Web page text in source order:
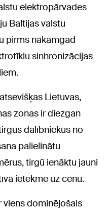
elektropārvades
Baltijas valstu
pirms nākamgad
sinhronizācijas
Lietuvas,
zonas ir diezgan
dalībniekus no
palielinātu
tirgū ienāktu jauni
ietekme uz cenu.
viens dominējošais